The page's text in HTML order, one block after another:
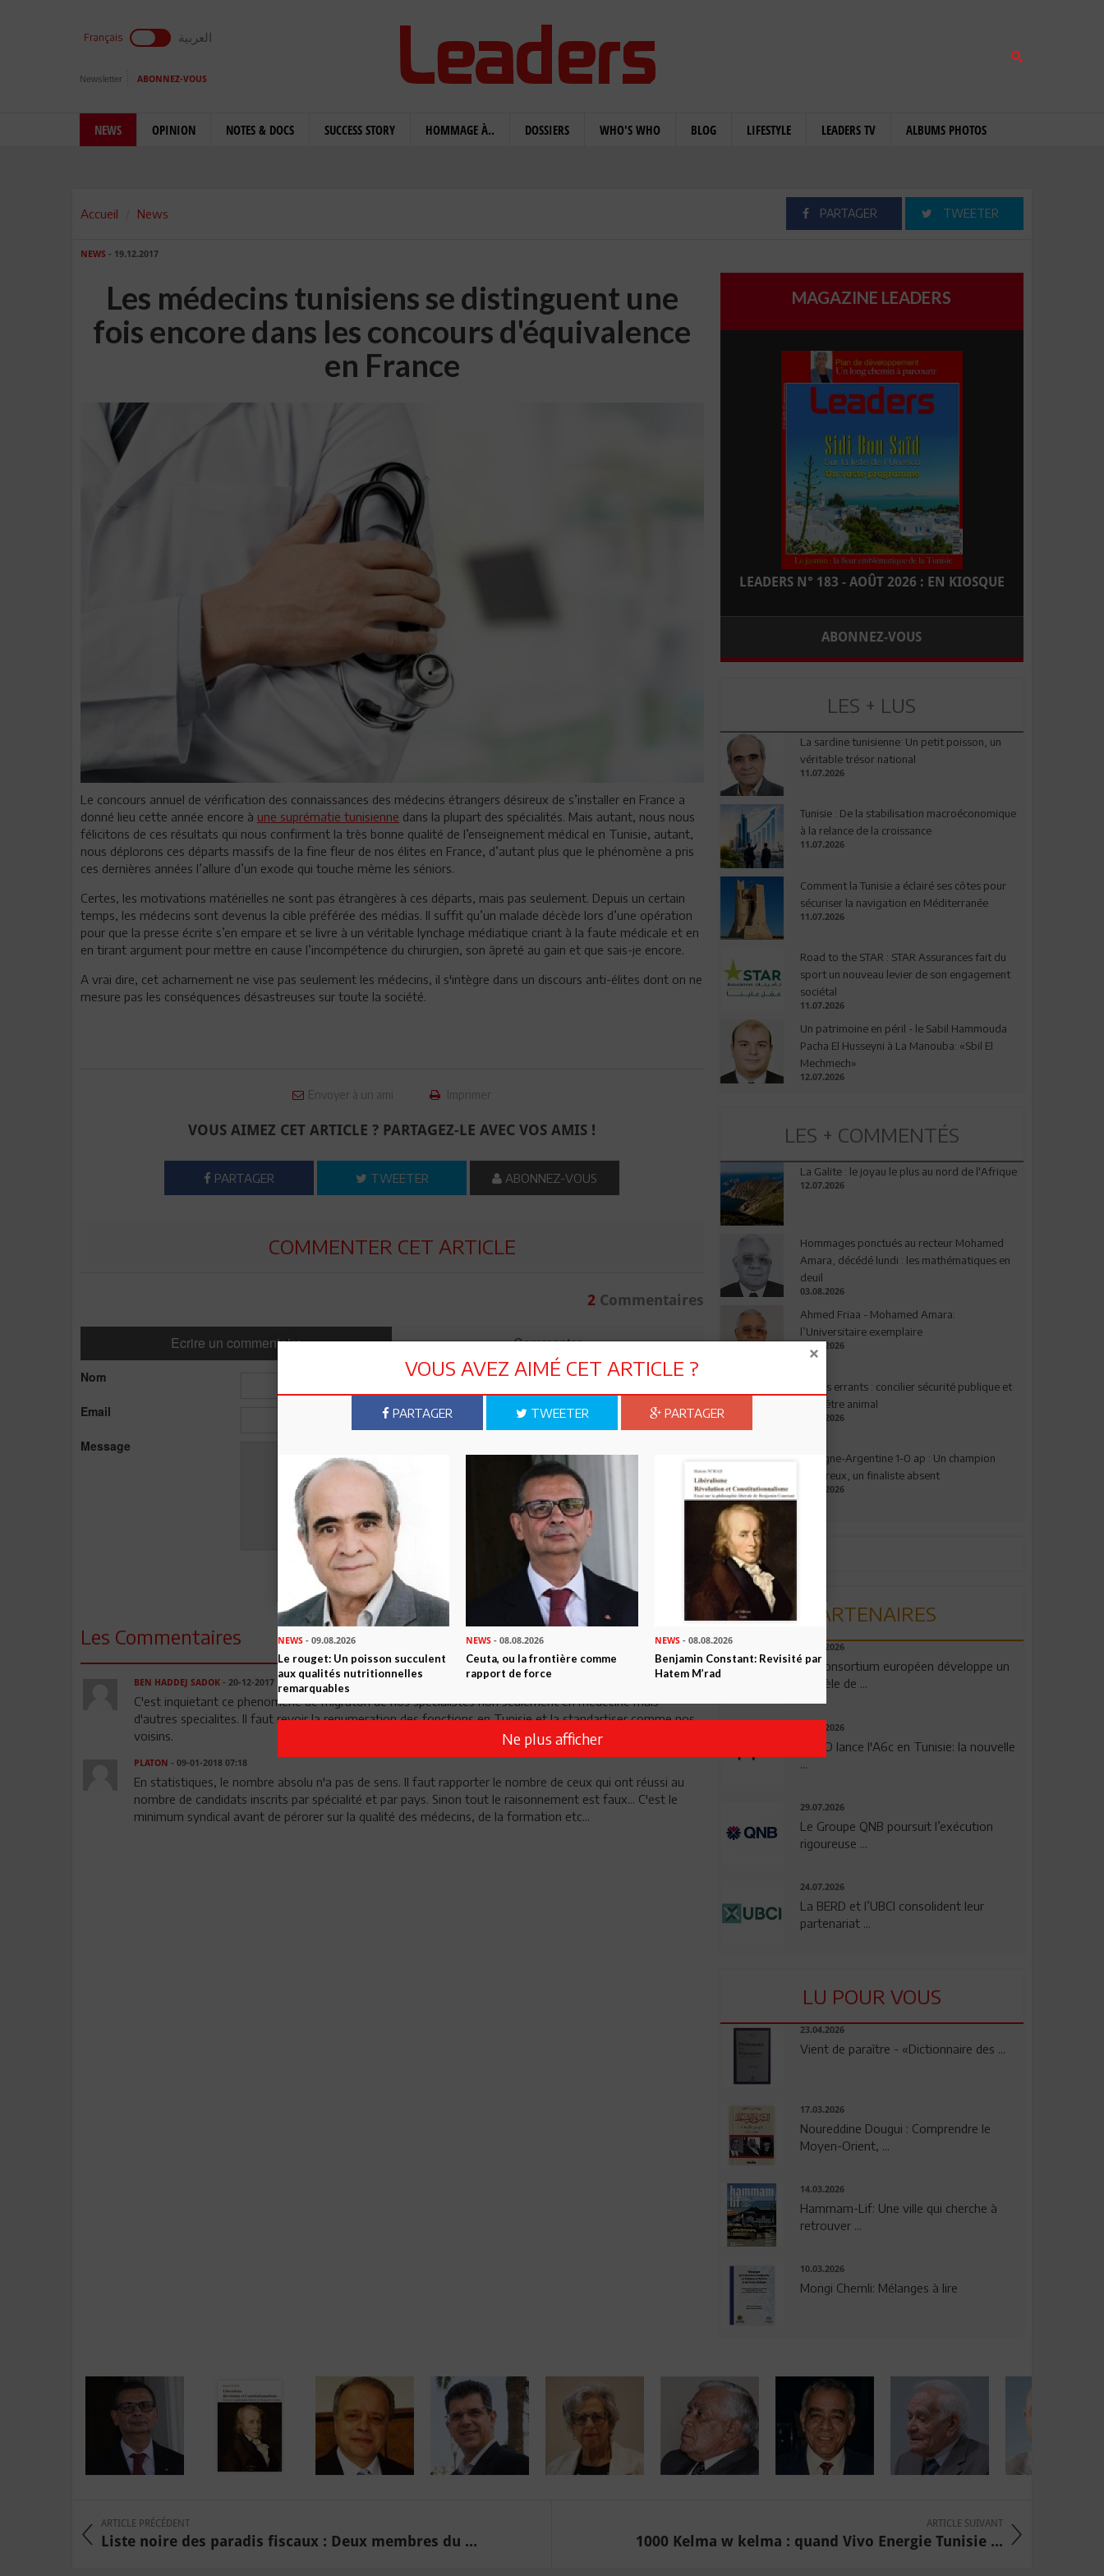
Français العربية
Newsletter ABONNEZ-VOUS
NEWS OPINION NOTES & DOCS SUCCESS STORY HOMMAGE À.. DOSSIERS WHO'S WHO BLOG LIFESTYLE LEADERS TV ALBUMS PHOTOS
Accueil News PARTAGER TWEETER
NEWS - 19.12.2017
Les médecins tunisiens se distinguent une
fois encore dans les concours d'équivalence
en France
Le concours annuel de vérification des connaissances des médecins étrangers désireux de s’installer en France a
donné lieu cette année encore à une suprématie tunisienne dans la plupart des spécialités. Mais autant, nous nous
félicitons de ces résultats qui nous confirment la très bonne qualité de l’enseignement médical en Tunisie, autant,
nous déplorons ces départs massifs de la fine fleur de nos élites en France, d’autant plus que le phénomène a pris
ces dernières années l’allure d’un exode qui touche même les séniors.
Certes, les motivations matérielles ne sont pas étrangères à ces départs, mais pas seulement. Depuis un certain
temps, les médecins sont devenus la cible préférée des médias. Il suffit qu’un malade décède lors d’une opération
pour que la presse écrite s’en empare et se livre à un véritable lynchage médiatique criant à la faute médicale et en
en tirant argument pour mettre en cause l’incompétence du chirurgien, son âpreté au gain et que sais-je encore.
A vrai dire, cet acharnement ne vise pas seulement les médecins, il s'intègre dans un discours anti-élites dont on ne
mesure pas les conséquences désastreuses sur toute la société.
Envoyer à un ami Imprimer
VOUS AIMEZ CET ARTICLE ? PARTAGEZ-LE AVEC VOS AMIS !
PARTAGER TWEETER ABONNEZ-VOUS
COMMENTER CET ARTICLE
2Commentaires
Ecrire un commentaire Commenter
Nom
Email
Message
Les Commentaires
BEN HADDEJ SADOK- 20-12-2017 12:07
C'est inquietant ce phenomene de migraton de nos specialistes non seulement en medecine mais
d'autres specialites. Il faut revoir la renumeration des fonctions en Tunisie et la standartiser comme nos
voisins.
PLATON - 09-01-2018 07:18
En statistiques, le nombre absolu n'a pas de sens. Il faut rapporter le nombre de ceux qui ont réussi au
nombre de candidats inscrits par spécialité et par pays. Sinon tout le raisonnement est faux... C'est le
minimum syndical avant de pérorer sur la qualité des médecins, de la formation etc...
MAGAZINE LEADERS
LEADERS N° 183 - AOÛT 2026 : EN KIOSQUE
ABONNEZ-VOUS
LES + LUS
La sardine tunisienne: Un petit poisson, un
véritable trésor national
11.07.2026
Tunisie : De la stabilisation macroéconomique
à la relance de la croissance
11.07.2026
Comment la Tunisie a éclairé ses côtes pour
sécuriser la navigation en Méditerranée
11.07.2026
Road to the STAR : STAR Assurances fait du
sport un nouveau levier de son engagement
sociétal
11.07.2026
Un patrimoine en péril - le Sabil Hammouda
Pacha El Husseyni à La Manouba: «Sbil El
Mechmech»
12.07.2026
LES + COMMENTÉS
La Galite : le joyau le plus au nord de l'Afrique
12.07.2026
Hommages ponctués au recteur Mohamed
Amara, décédé lundi : les mathématiques en
deuil
03.08.2026
Ahmed Friaa - Mohamed Amara:
l’Universitaire exemplaire
04.08.2026
Chiens errants : concilier sécurité publique et
bien-être animal
17.07.2026
Espagne-Argentine 1-0 ap : Un champion
valeureux, un finaliste absent
19.07.2026
PARTENAIRES
06.08.2026
Un consortium européen développe un
modèle de ...
04.08.2026
OPPO lance l'A6c en Tunisie: la nouvelle
29.07.2026
Le Groupe QNB poursuit l’exécution
rigoureuse ...
24.07.2026
La BERD et l’UBCI consolident leur
partenariat ...
LU POUR VOUS
23.04.2026
Vient de paraître - «Dictionnaire des ...
17.03.2026
Noureddine Dougui : Comprendre le
Moyen-Orient, ...
14.03.2026
Hammam-Lif: Une ville qui cherche à
retrouver ...
10.03.2026
Mongi Chemli: Mélanges à lire
ARTICLE PRÉCÉDENT
Liste noire des paradis fiscaux : Deux membres du ...
ARTICLE SUIVANT
1000 Kelma w kelma : quand Vivo Energie Tunisie ...
VOUS AVEZ AIMÉ CET ARTICLE ?
PARTAGER TWEETER PARTAGER
NEWS - 09.08.2026
Le rouget: Un poisson succulent
aux qualités nutritionnelles
remarquables
NEWS - 08.08.2026
Ceuta, ou la frontière comme
rapport de force
NEWS- 08.08.2026
Benjamin Constant: Revisité par
Hatem M’rad
Ne plus afficher